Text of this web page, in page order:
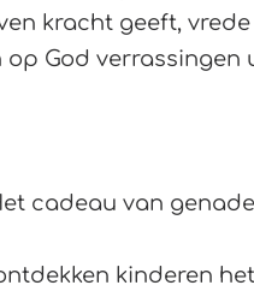
kracht geeft,
God verrassingen
cadeau van genade
kinderen